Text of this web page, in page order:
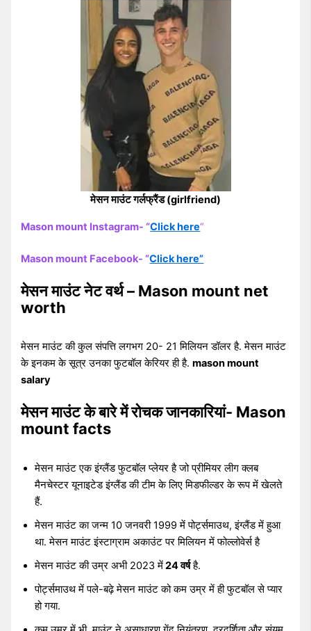
मेसन माउंट गर्लफ्रैंड (girlfriend)
Mason mount Instagram- “Click here“
Mason mount Facebook- “Click here”
मेसन माउंट नेट वर्थ – Mason mount net
worth
मेसन माउंट की कुल संपत्ति लगभग 20- 21 मिलियन डॉलर है. मेसन माउंट
के इनकम के सूत्र उनका फुटबॉल केरियर ही है.mason mount
salary
मेसन माउंट के बारे में रोचक जानकारियां- Mason
mount facts
मेसन माउंट एक इंग्लैंड फुटबॉल प्लेयर है जो प्रीमियर लीग क्लब
मैनचेस्टर यूनाइटेड इंग्लैंड की टीम के लिए मिडफील्डर के रूप में खेलते
हैं.
मेसन माउंट का जन्म 10 जनवरी 1999 में पोर्ट्समाउथ, इंग्लैंड में हुआ
था. मेसन माउंट इंस्टाग्राम अकाउंट पर मिलियन में फोल्लोवेर्स है
मेसन माउंट की उम्र अभी 2023 में24 वर्षहै.
पोर्ट्समाउथ में पले-बढ़े मेसन माउंट को कम उम्र में ही फुटबॉल से प्यार
हो गया.